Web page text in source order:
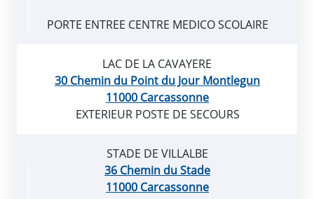
PORTE ENTREE CENTRE MEDICO SCOLAIRE
LAC DE LA CAVAYERE
30 Chemin du Point du Jour Montlegun
11000 Carcassonne
EXTERIEUR POSTE DE SECOURS
STADE DE VILLALBE
36 Chemin du Stade
11000 Carcassonne